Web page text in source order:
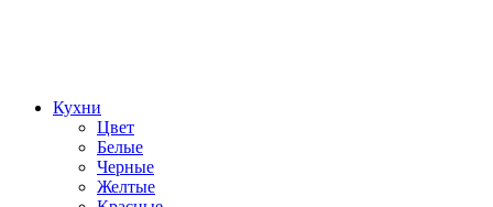
Кухни
Цвет
Белые
Черные
Желтые